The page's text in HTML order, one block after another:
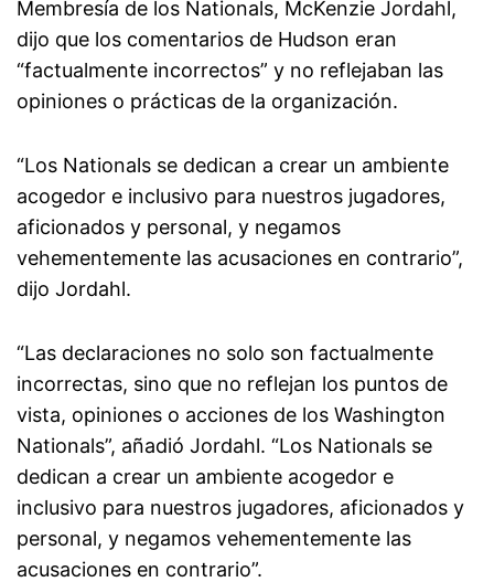
Membresía de los Nationals, McKenzie Jordahl,
dijo que los comentarios de Hudson eran
“factualmente incorrectos” y no reflejaban las
opiniones o prácticas de la organización.
“Los Nationals se dedican a crear un ambiente
acogedor e inclusivo para nuestros jugadores,
aficionados y personal, y negamos
vehementemente las acusaciones en contrario”,
dijo Jordahl.
“Las declaraciones no solo son factualmente
incorrectas, sino que no reflejan los puntos de
vista, opiniones o acciones de los Washington
Nationals”, añadió Jordahl. “Los Nationals se
dedican a crear un ambiente acogedor e
inclusivo para nuestros jugadores, aficionados y
personal, y negamos vehementemente las
acusaciones en contrario”.